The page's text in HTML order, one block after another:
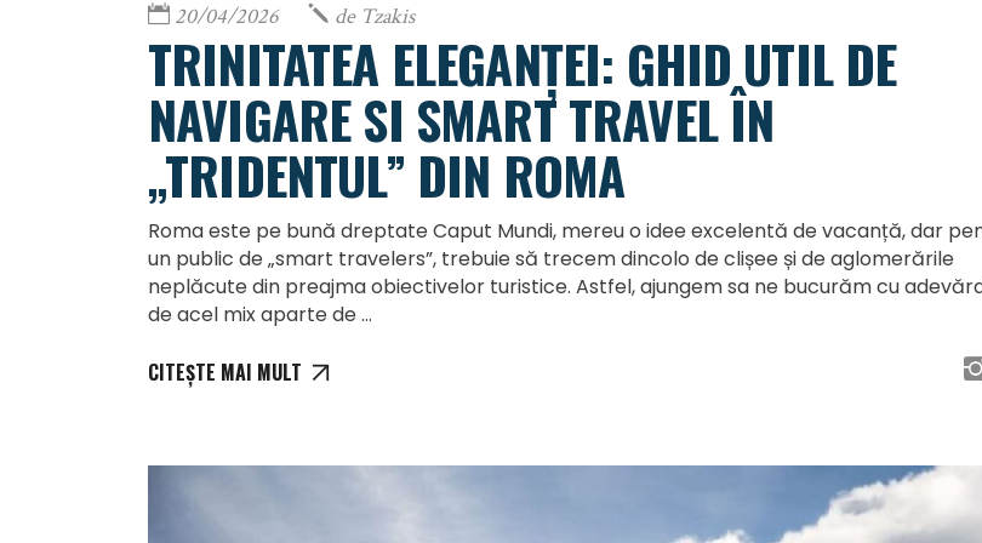
20/04/2026 de Tzakis
TRINITATEA ELEGANȚEI: GHID UTIL DE
NAVIGARE SI SMART TRAVEL ÎN
„TRIDENTUL” DIN ROMA
Roma este pe bună dreptate Caput Mundi, mereu o idee excelentă de vacanță, dar
un public de „smart travelers”, trebuie să trecem dincolo de clișee și de aglomerările
neplăcute din preajma obiectivelor turistice. Astfel, ajungem sa ne bucurăm cu
de acel mix aparte de
CITEȘTE MAI MULT